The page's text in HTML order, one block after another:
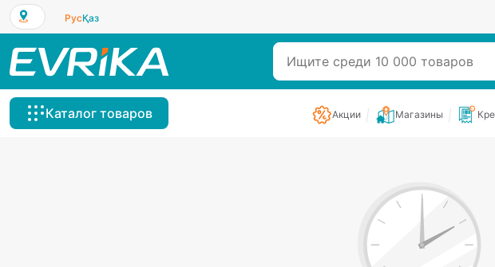
РусҚаз
Каталог товаров Акции Магазины